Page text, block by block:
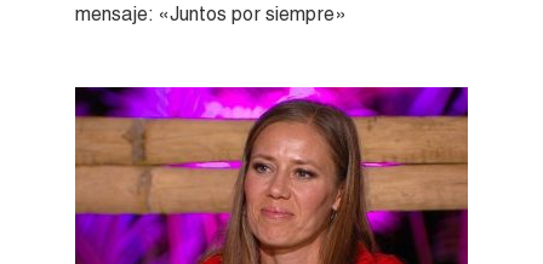
mensaje: «Juntos por siempre»